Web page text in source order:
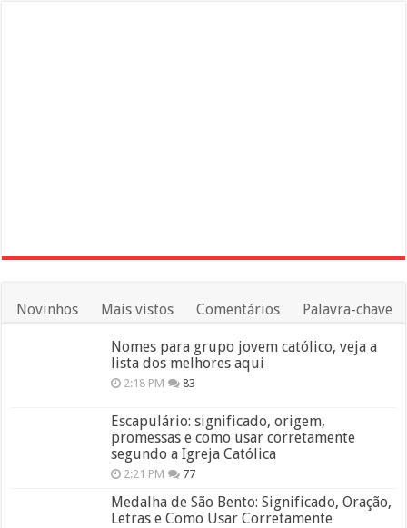
Novinhos Mais vistos Comentários Palavra-chave
Nomes para grupo jovem católico, veja a
lista dos melhores aqui
2:18 PM 83
Escapulário: significado, origem,
promessas e como usar corretamente
segundo a Igreja Católica
2:21 PM 77
Medalha de São Bento: Significado, Oração,
Letras e Como Usar Corretamente